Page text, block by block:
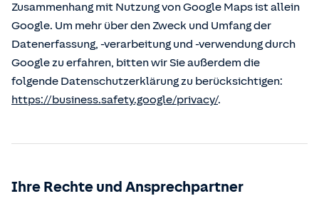
Zusammenhang mit Nutzung von Google Maps ist allein
Google. Um mehr über den Zweck und Umfang der
Datenerfassung, -verarbeitung und -verwendung durch
Google zu erfahren, bitten wir Sie außerdem die
folgende Datenschutzerklärung zu berücksichtigen:
https://business.safety.google/privacy/.
Ihre Rechte und Ansprechpartner